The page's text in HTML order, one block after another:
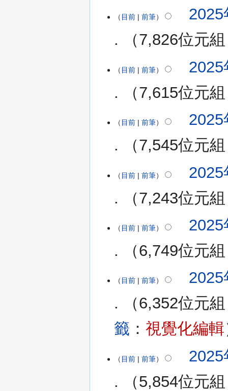
目前 前筆
7,826位元組
目前 前筆
7,615位元組
目前 前筆
7,545位元組
編 目前 前筆
7,243位元組
編 目前 前筆
6,749位元組
編
年
日)
目前 前筆
6,352位元組
籤 ：視覺化編輯
目前 前筆
5,854位元組